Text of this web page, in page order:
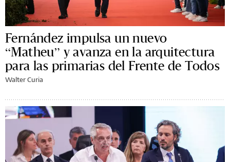
Fernández impulsa un nuevo
“Matheu” y avanza en la arquitectura
para las primarias del Frente de Todos
Walter Curia